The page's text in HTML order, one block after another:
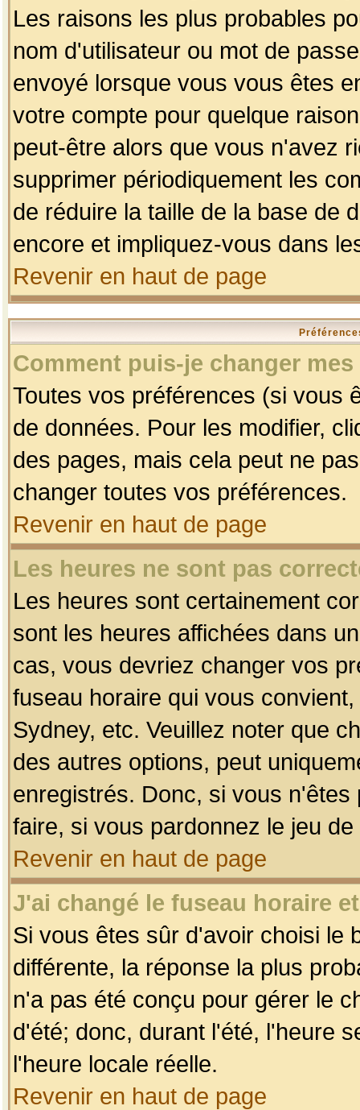
Les raisons les plus probables
nom d'utilisateur ou mot de
envoyé lorsque vous vous êtes
votre compte pour quelque
peut-être alors que vous n'avez
supprimer périodiquement les
de réduire la taille de la base de
encore et impliquez-vous dans
Revenir en haut de page
Comment puis-je changer
Toutes vos préférences (si vous
de données. Pour les modifier,
des pages, mais cela peut ne
changer toutes vos préférences.
Revenir en haut de page
Les heures ne sont pas
Les heures sont certainement
sont les heures affichées dans
cas, vous devriez changer vos
fuseau horaire qui vous
Sydney, etc. Veuillez noter que
des autres options, peut
enregistrés. Donc, si vous
faire, si vous pardonnez le jeu
Revenir en haut de page
J'ai changé le fuseau horaire
Si vous êtes sûr d'avoir choisi le
différente, la réponse la plus
n'a pas été conçu pour gérer le
d'été; donc, durant l'été, l'heure
l'heure locale réelle.
Revenir en haut de page